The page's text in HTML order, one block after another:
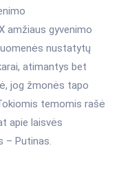
amžiaus gyvenimo
nustatytų
atimantys bet
jog žmonės tapo
temomis rašė
apie laisvės
– Putinas.